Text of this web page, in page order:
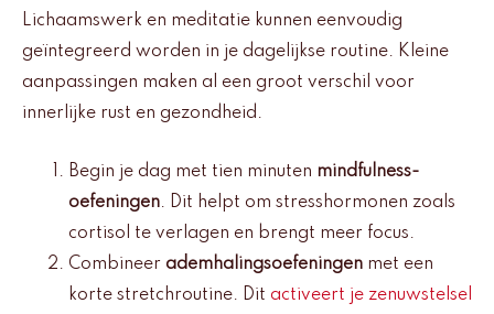
Lichaamswerk en meditatie kunnen eenvoudig
geïntegreerd worden in je dagelijkse routine. Kleine
aanpassingen maken al een groot verschil voor
innerlijke rust en gezondheid.
Begin je dag met tien minuten mindfulness-
oefeningen. Dit helpt om stresshormonen zoals
cortisol te verlagen en brengt meer focus.
Combineer ademhalingsoefeningen met een
korte stretchroutine. Dit activeert je zenuwstelsel